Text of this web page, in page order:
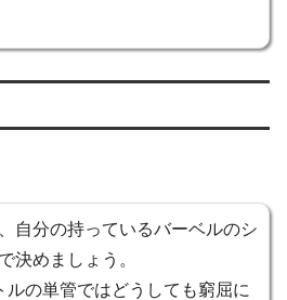
自分の持っているバーベルのシ
決めましょう。
ルの単管ではどうしても窮屈に